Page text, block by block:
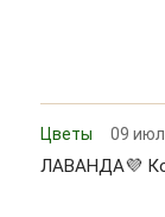
Цветы 09
ЛАВАНДА💜